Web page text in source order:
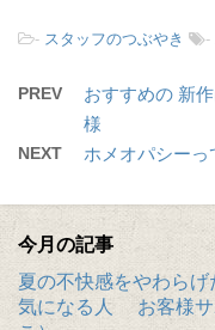
- スタッフのつぶやき -
PREV
おすすめの 新
様
NEXT ホメオパシーっ
今月の記事
夏の不快感をやわら
気になる人 お客様サ